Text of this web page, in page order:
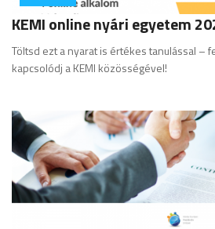
hozzászólás
KEMI online nyári egyetem
Töltsd ezt a nyarat is értékes tanulással –
kapcsolódj a KEMI közösségével!